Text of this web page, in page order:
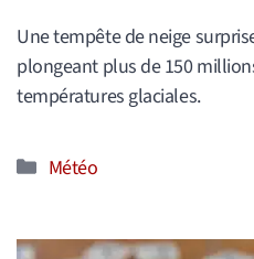
Une tempête de neige
plongeant plus de 150
températures glaciales.
Catégories
Météo